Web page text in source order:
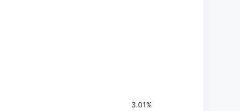
3.01%